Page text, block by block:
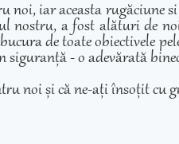
iar aceasta rugăciune
nostru, a fost alături de
de toate obiectivele
- o adevărată
noi și că ne-ați însoțit cu